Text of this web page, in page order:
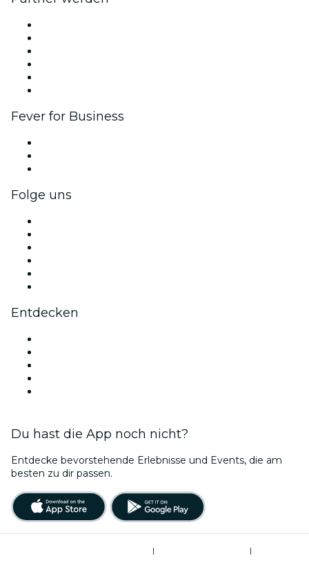
Fever for Business
Folge uns
Entdecken
Du hast die App noch nicht?
Entdecke bevorstehende Erlebnisse und Events, die am
besten zu dir passen.
|
|